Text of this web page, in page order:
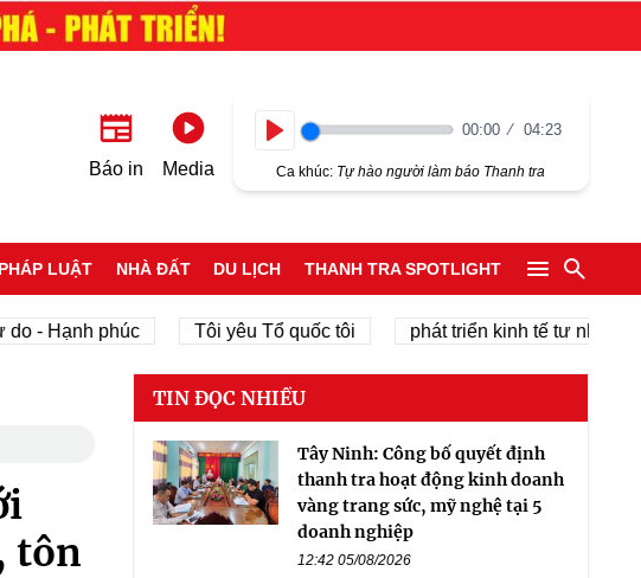
Báo in Media
00:00 04:23
Ca khúc: Tự hào người làm báo Thanh tra
PHÁP LUẬT NHÀ ĐẤT DU LỊCH THANH TRA SPOTLIGHT
phúc Tôi yêu Tổ quốc tôi phát triển kinh tế tư nhân
tôn
TIN ĐỌC NHIỀU
Tây Ninh: Công bố quyết định
thanh tra hoạt động kinh doanh
vàng trang sức, mỹ nghệ tại 5
doanh nghiệp
12:42 05/08/2026